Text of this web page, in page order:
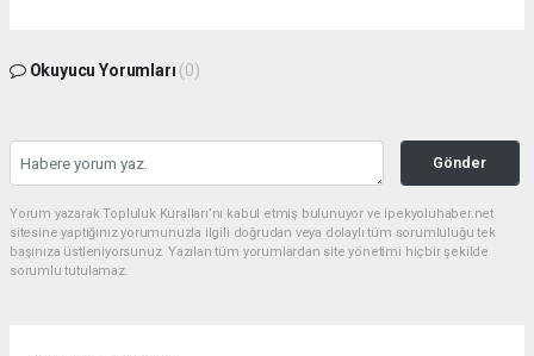
Okuyucu Yorumları (0)
Gönder
Yorum yazarak Topluluk Kuralları’nı kabul etmiş bulunuyor ve ipekyoluhaber.net
sitesine yaptığınız yorumunuzla ilgili doğrudan veya dolaylı tüm sorumluluğu tek
başınıza üstleniyorsunuz. Yazılan tüm yorumlardan site yönetimi hiçbir şekilde
sorumlu tutulamaz.